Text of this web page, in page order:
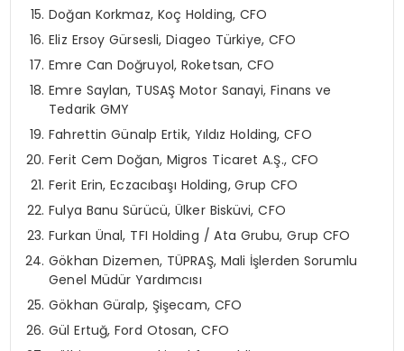
Doğan Korkmaz, Koç Holding, CFO
Eliz Ersoy Gürsesli, Diageo Türkiye, CFO
Emre Can Doğruyol, Roketsan, CFO
Emre Saylan, TUSAŞ Motor Sanayi, Finans ve
Tedarik GMY
Fahrettin Günalp Ertik, Yıldız Holding, CFO
Ferit Cem Doğan, Migros Ticaret A.Ş., CFO
Ferit Erin, Eczacıbaşı Holding, Grup CFO
Fulya Banu Sürücü, Ülker Bisküvi, CFO
Furkan Ünal, TFI Holding / Ata Grubu, Grup CFO
Gökhan Dizemen, TÜPRAŞ, Mali İşlerden Sorumlu
Genel Müdür Yardımcısı
Gökhan Güralp, Şişecam, CFO
Gül Ertuğ, Ford Otosan, CFO